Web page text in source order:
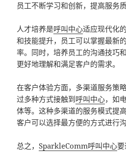
员工不断学习和创新，提高服务质
人才培养是呼叫中心适应现代化
和技能提升，员工可以掌握最新
率。同时，培养员工的沟通技巧
更好地理解和满足客户的需求。
在客户体验方面，多渠道服务策
过多种方式接触到呼叫中心，如
体等。这种多渠道的服务模式提
客户可以选择最方便的方式进行沟
总之，SparkleComm呼叫中心